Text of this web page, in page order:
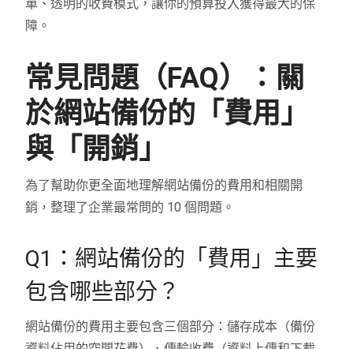
單、透明的收費模式，讓你的預算投入獲得最大的保
障。
常見問題（FAQ）：關
於網站備份的「費用」
與「開銷」
為了幫助你更全面地理解網站備份的費用和相關開
銷，整理了企業最常問的 10 個問題。
Q1：網站備份的「費用」主要
包含哪些部分？
網站備份的費用主要包含三個部分：儲存成本（備份